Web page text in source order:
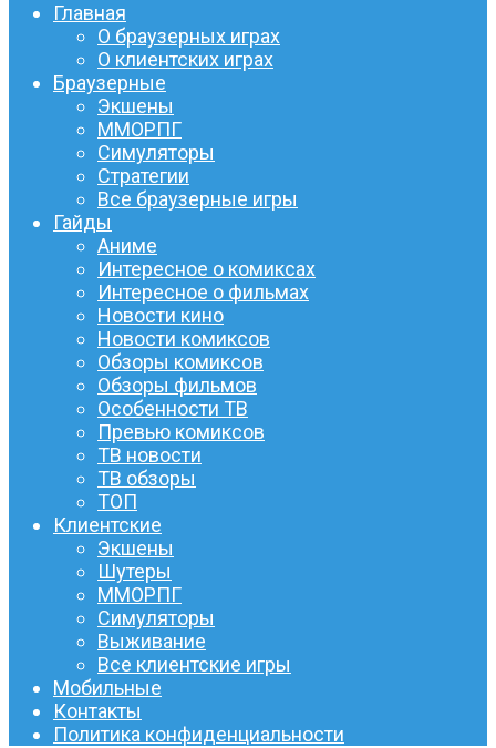
Главная
О браузерных играх
О клиентских играх
Браузерные
Экшены
ММОРПГ
Симуляторы
Стратегии
Все браузерные игры
Гайды
Аниме
Интересное о комиксах
Интересное о фильмах
Новости кино
Новости комиксов
Обзоры комиксов
Обзоры фильмов
Особенности ТВ
Превью комиксов
ТВ новости
ТВ обзоры
ТОП
Клиентские
Экшены
Шутеры
ММОРПГ
Симуляторы
Выживание
Все клиентские игры
Мобильные
Контакты
Политика конфиденциальности